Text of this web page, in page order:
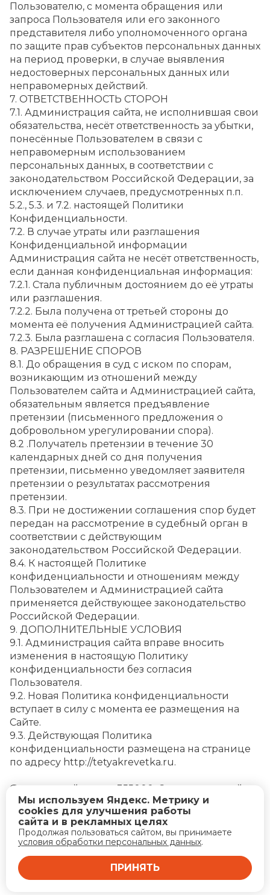
Пользователю, с момента обращения или
запроса Пользователя или его законного
представителя либо уполномоченного органа
по защите прав субъектов персональных данных
на период проверки, в случае выявления
недостоверных персональных данных или
неправомерных действий.
7. ОТВЕТСТВЕННОСТЬ СТОРОН
7.1. Администрация сайта, не исполнившая свои
обязательства, несёт ответственность за убытки,
понесённые Пользователем в связи с
неправомерным использованием
персональных данных, в соответствии с
законодательством Российской Федерации, за
исключением случаев, предусмотренных п.п.
5.2., 5.3. и 7.2. настоящей Политики
Конфиденциальности.
7.2. В случае утраты или разглашения
Конфиденциальной информации
Администрация сайта не несёт ответственность,
если данная конфиденциальная информация:
7.2.1. Стала публичным достоянием до её утраты
или разглашения.
7.2.2. Была получена от третьей стороны до
момента её получения Администрацией сайта.
7.2.3. Была разглашена с согласия Пользователя.
8. РАЗРЕШЕНИЕ СПОРОВ
8.1. До обращения в суд с иском по спорам,
возникающим из отношений между
Пользователем сайта и Администрацией сайта,
обязательным является предъявление
претензии (письменного предложения о
добровольном урегулировании спора).
8.2 .Получатель претензии в течение 30
календарных дней со дня получения
претензии, письменно уведомляет заявителя
претензии о результатах рассмотрения
претензии.
8.3. При не достижении соглашения спор будет
передан на рассмотрение в судебный орган в
соответствии с действующим
законодательством Российской Федерации.
8.4. К настоящей Политике
конфиденциальности и отношениям между
Пользователем и Администрацией сайта
применяется действующее законодательство
Российской Федерации.
9. ДОПОЛНИТЕЛЬНЫЕ УСЛОВИЯ
9.1. Администрация сайта вправе вносить
изменения в настоящую Политику
конфиденциальности без согласия
Пользователя.
9.2. Новая Политика конфиденциальности
вступает в силу с момента ее размещения на
Сайте.
9.3. Действующая Политика
конфиденциальности размещена на странице
по адресу http://tetyakrevetka.ru.
Фактический адрес: 355000, Ставропольский
край, г. Ставрополь , ул . Савченко ,д .38/5,кв 838
Юридический адрес: 355000, Ставропольский
край, г. Ставрополь , ул . Савченко ,д .38/5,кв 838
ИНН 262410177802
ОГРН 321265100089161
Почта:
luk.stv@mail.ru
Мы используем Яндекс. Метрику и
cookies для улучшения работы
сайта и в рекламных целях
Продолжая пользоваться сайтом, вы принимаете
условия обработки персональных данных.
ПРИНЯТЬ